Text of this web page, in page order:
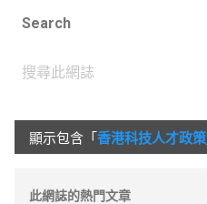
E
S
Search
文
章
顯示包含「 香港科技人才政策
此網誌的熱門文章